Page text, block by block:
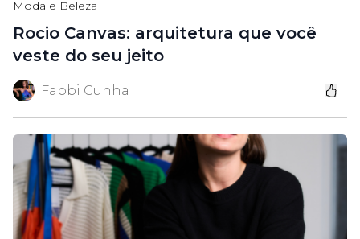
Moda e Beleza
Rocio Canvas: arquitetura que você
veste do seu jeito
Fabbi Cunha